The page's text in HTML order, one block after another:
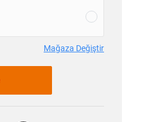
Mağaza Değiştir